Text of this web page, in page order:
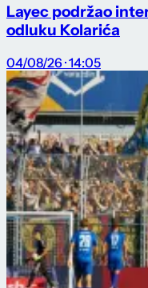
Layec podržao
odluku Kolarića
04/08/26 · 14:05